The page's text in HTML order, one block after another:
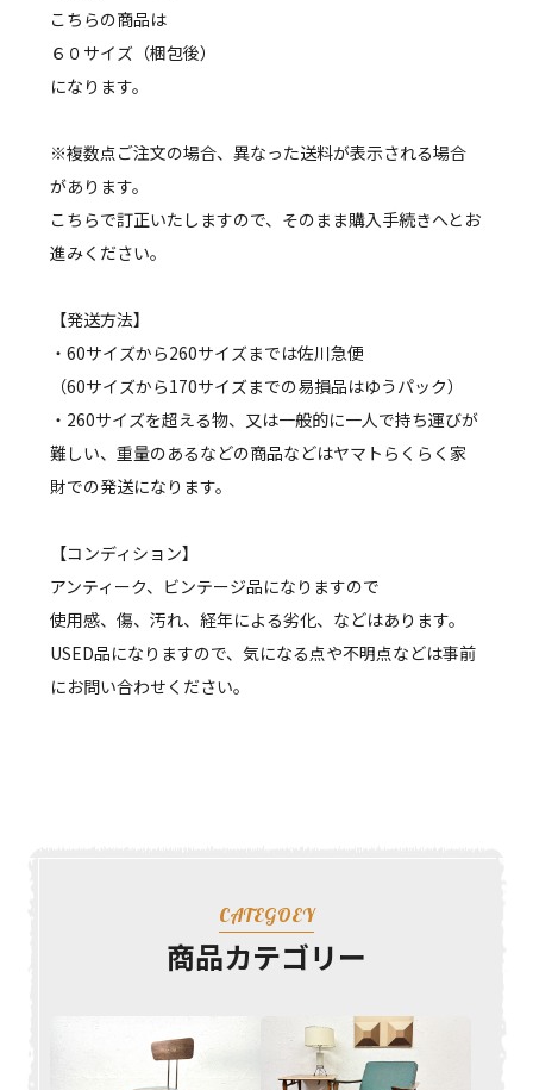
こちらの商品は
６０サイズ（梱包後）
になります。
※複数点ご注文の場合、異なった送料が表示される場合
があります。
こちらで訂正いたしますので、そのまま購入手続きへとお
進みください。
【発送方法】
・60サイズから260サイズまでは佐川急便
（60サイズから170サイズまでの易損品はゆうパック）
・260サイズを超える物、又は一般的に一人で持ち運びが
難しい、重量のあるなどの商品などはヤマトらくらく家
財での発送になります。
【コンディション】
アンティーク、ビンテージ品になりますので
使用感、傷、汚れ、経年による劣化、などはあります。
USED品になりますので、気になる点や不明点などは事前
にお問い合わせください。
CATEGOEY
商品カテゴリー